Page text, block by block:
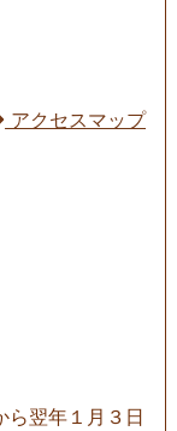
アクセスマップ
ら翌年１月３日